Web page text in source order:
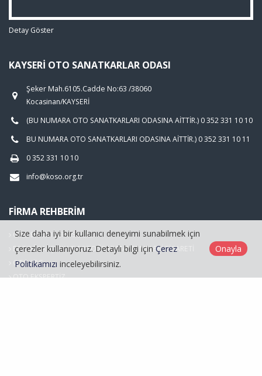
Detay Göster
KAYSERI OTO SANATKARLAR ODASI
Şeker Mah.6105.Cadde No:63 /38060
Kocasinan/KAYSERİ
(BU NUMARA OTO SANATKARLARI ODASINA AİTTİR.) 0 352 331 10 10
BU NUMARA OTO SANATKARLARI ODASINA AİTTİR.) 0 352 331 10 11
0 352 331 10 10
info@koso.org.tr
FIRMA REHBERIM
OTO BAKIM SERVİSCİLİĞİ
FOTOĞRAFÇILIK VE FOTOĞRAF MALZEMELERİ TİCARETİ
OTO LPG
OTO EKSPERTİZ
Size daha iyi bir kullanıcı deneyimi sunabilmek için
çerezler kullanıyoruz. Detaylı bilgi için Çerez
Politikamızı inceleyebilirsiniz.
Onayla